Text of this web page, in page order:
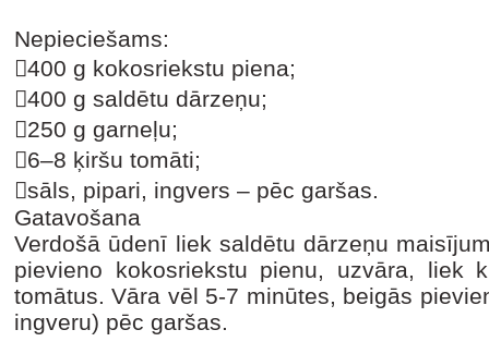
Nepieciešams:
400 g kokosriekstu piena;
400 g saldētu dārzeņu;
250 g garneļu;
6–8 ķiršu tomāti;
sāls, pipari, ingvers – pēc garšas.
Gatavošana
Verdošā ūdenī liek saldētu dārzeņu
pievieno kokosriekstu pienu, uzvāra, liek
tomātus. Vāra vēl 5-7 minūtes, beigās
ingveru) pēc garšas.